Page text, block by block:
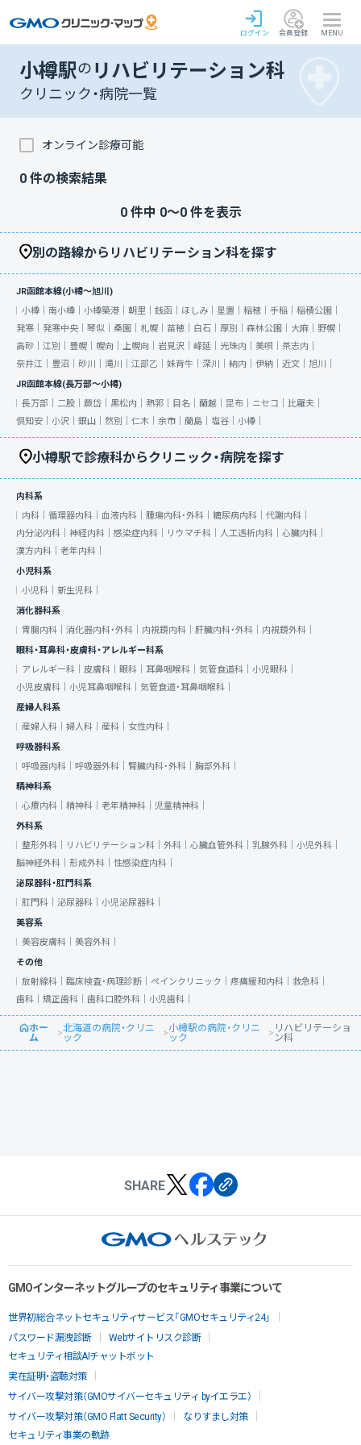
ログイン 会員登録 MENU
小樽駅の リハビリテーション科
クリニック・病院一覧
オンライン診療可能
0 件の検索結果
0件中 0〜0件を表示
別の路線からリハビリテーション科を探す
JR函館本線(小樽～旭川)
小樽｜ 南小樽｜ 小樽築港｜ 朝里｜ 銭函｜ ほしみ｜ 星置｜ 稲穂｜ 手稲｜ 稲積公園｜
発寒｜ 発寒中央｜ 琴似｜ 桑園｜ 札幌｜ 苗穂｜ 白石｜ 厚別｜ 森林公園｜ 大麻｜ 野幌｜
高砂｜ 江別｜ 豊幌｜ 幌向｜ 上幌向｜ 岩見沢｜ 峰延｜ 光珠内｜ 美唄｜ 茶志内｜
奈井江｜ 豊沼｜ 砂川｜ 滝川｜ 江部乙｜ 妹背牛｜ 深川｜ 納内｜ 伊納｜ 近文｜ 旭川｜
JR函館本線(長万部～小樽)
長万部｜ 二股｜ 蕨岱｜ 黒松内｜ 熱郛｜ 目名｜ 蘭越｜ 昆布｜ ニセコ｜ 比羅夫｜
倶知安｜ 小沢｜ 銀山｜ 然別｜ 仁木｜ 余市｜ 蘭島｜ 塩谷｜ 小樽｜
小樽駅で診療科からクリニック・病院を探す
内科系
内科｜ 循環器内科｜ 血液内科｜ 腫瘍内科・外科｜ 糖尿病内科｜ 代謝内科｜
内分泌内科｜ 神経内科｜ 感染症内科｜ リウマチ科｜ 人工透析内科｜ 心臓内科｜
漢方内科｜ 老年内科｜
小児科系
小児科｜ 新生児科｜
消化器科系
胃腸内科｜ 消化器内科・外科｜ 内視鏡内科｜ 肝臓内科・外科｜ 内視鏡外科｜
眼科・耳鼻科・皮膚科・アレルギー科系
アレルギー科｜ 皮膚科｜ 眼科｜ 耳鼻咽喉科｜ 気管食道科｜ 小児眼科｜
小児皮膚科｜ 小児耳鼻咽喉科｜ 気管食道・耳鼻咽喉科｜
産婦人科系
産婦人科｜ 婦人科｜ 産科｜ 女性内科｜
呼吸器科系
呼吸器内科｜ 呼吸器外科｜ 腎臓内科・外科｜ 胸部外科｜
精神科系
心療内科｜ 精神科｜ 老年精神科｜ 児童精神科｜
外科系
整形外科｜
リハビリテーション科｜ 外科｜ 心臓血管外科｜ 乳腺外科｜ 小児外科｜
脳神経外科｜ 形成外科｜ 性感染症内科｜
泌尿器科・肛門科系
肛門科｜ 泌尿器科｜ 小児泌尿器科｜
美容系
美容皮膚科｜ 美容外科｜
その他
放射線科｜ 臨床検査・病理診断｜ ペインクリニック｜ 疼痛緩和内科｜ 救急科｜
歯科｜ 矯正歯科｜ 歯科口腔外科｜ 小児歯科｜
ホー
ム
>北海道の病院・クリニ
ック
>小樽駅の病院・クリニ
ック
> リハビリテーショ
ン科
SHARE
GMOインターネットグループのセキュリティ事業について
世界初総合ネットセキュリティサービス「GMOセキュリティ24」
パスワード漏洩診断
Webサイトリスク診断
セキュリティ相談AIチャットボット
実在証明・盗聴対策
サイバー攻撃対策（GMOサイバーセキュリティ byイエラエ）
サイバー攻撃対策（GMO Flatt Security）
なりすまし対策
セキュリティ事業の軌跡